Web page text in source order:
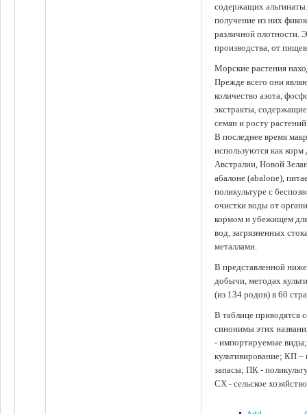
содержащих
получение из них
различной плотности.
производства, от
Морские растения
Прежде всего они
количество азота,
экстракты,
семян и росту
В последнее время
используются как
Австралии, Новой
абалоне (abalone),
поликультуре с
очистки воды от
кормом и убежищем
вод, загрязненных
металлами.
В представленной
добычи, методах
(из 134 родов) в 60
В таблице приводятся
синонимы этих
- импортируемые
культивирование; КП
запасы; ПК -
СХ - сельское